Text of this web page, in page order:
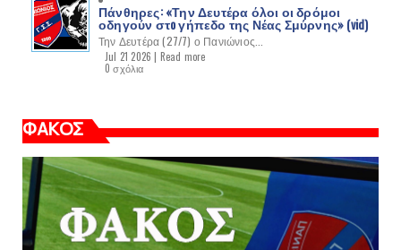
Πάνθηρες: «Την Δευτέρα όλοι οι δρόμοι
οδηγούν στo γήπεδο της Νέας Σμύρνης» (vid)
Την Δευτέρα (27/7) ο Πανιώνιος...
Jul 21 2026 | Read more
0 σχόλια
ΦΑΚΟΣ